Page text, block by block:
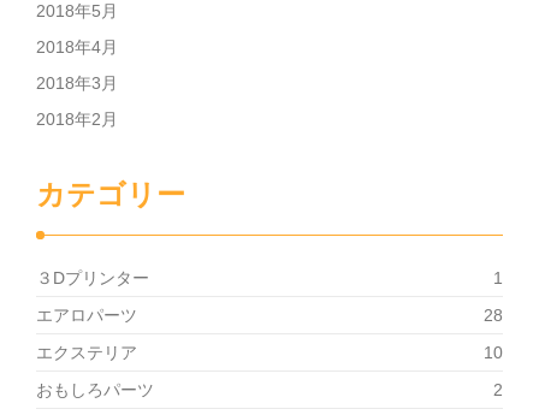
2018年5月
2018年4月
2018年3月
2018年2月
カテゴリー
３Dプリンター
1
エアロパーツ
28
エクステリア
10
おもしろパーツ
2